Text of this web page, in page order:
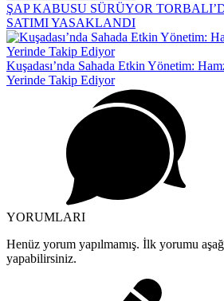
ŞAP KABUSU SÜRÜYOR
SATIMI YASAKLANDI
Kuşadası’nda Sahada Etkin Yönetim:
Yerinde Takip Ediyor
YORUMLARI
Henüz yorum yapılmamış. İlk yorumu
yapabilirsiniz.